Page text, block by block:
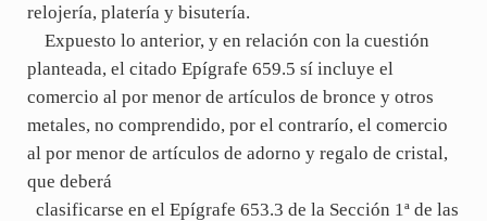
relojería, platería y bisutería.
Expuesto lo anterior, y en relación con la cuestión
planteada, el citado Epígrafe 659.5 sí incluye el
comercio al por menor de artículos de bronce y otros
metales, no comprendido, por el contrarío, el comercio
al por menor de artículos de adorno y regalo de cristal,
que deberá
clasificarse en el Epígrafe 653.3 de la Sección 1ª de las